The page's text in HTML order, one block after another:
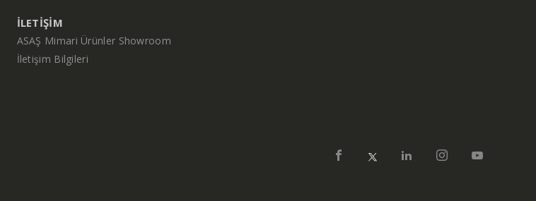
İLETIŞIM
ASAŞ Mimari Ürünler Showroom
İletişim Bilgileri